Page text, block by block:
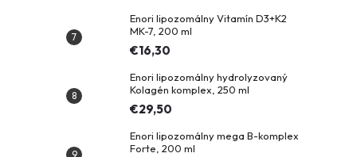
Enori lipozomálny Vitamín D3+K2
MK-7, 200 ml
€16,30
Enori lipozomálny hydrolyzovaný
Kolagén komplex, 250 ml
€29,50
Enori lipozomálny mega B-komplex
Forte, 200 ml